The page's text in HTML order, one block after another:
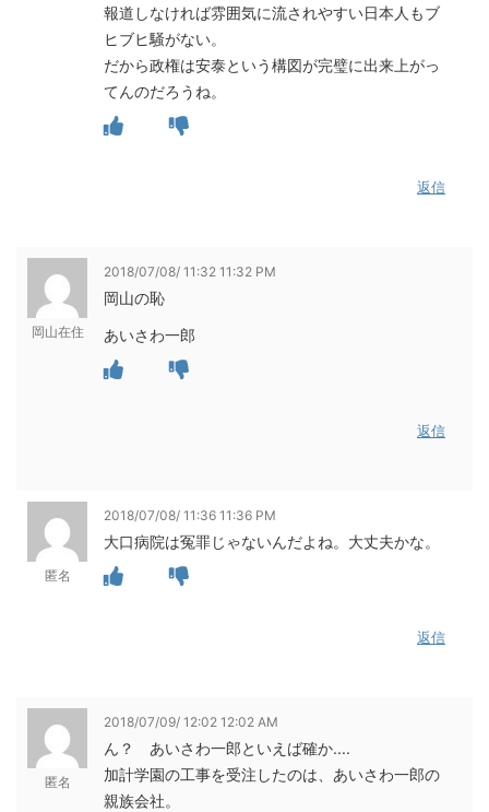
報道しなければ雰囲気に流されやすい日本人もブ
ヒブヒ騒がない。
だから政権は安泰という構図が完璧に出来上がっ
てんのだろうね。
返信
岡山在住
2018/07/08/ 11:32 11:32 PM
岡山の恥
あいさわ一郎
返信
匿名
2018/07/08/ 11:36 11:36 PM
大口病院は冤罪じゃないんだよね。大丈夫かな。
返信
匿名
2018/07/09/ 12:02 12:02 AM
ん？ あいさわ一郎といえば確か....
加計学園の工事を受注したのは、あいさわ一郎の
親族会社。